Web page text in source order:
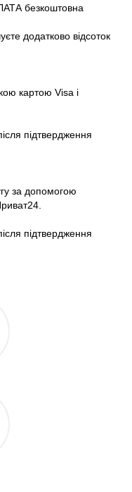
безкоштовна
додатково відсоток
картою Visa і
підтвердження
за допомогою
підтвердження